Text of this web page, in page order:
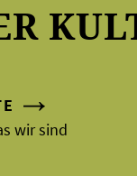
wir sind